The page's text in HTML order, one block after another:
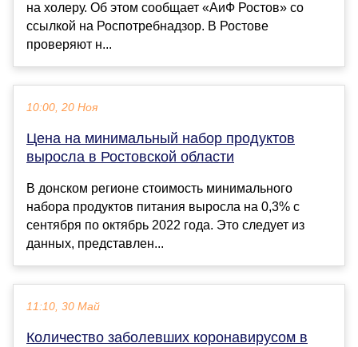
на холеру. Об этом сообщает «АиФ Ростов» со
ссылкой на Роспотребнадзор. В Ростове
проверяют н...
10:00, 20 Ноя
Цена на минимальный набор продуктов
выросла в Ростовской области
В донском регионе стоимость минимального
набора продуктов питания выросла на 0,3% с
сентября по октябрь 2022 года. Это следует из
данных, представлен...
11:10, 30 Май
Количество заболевших коронавирусом в